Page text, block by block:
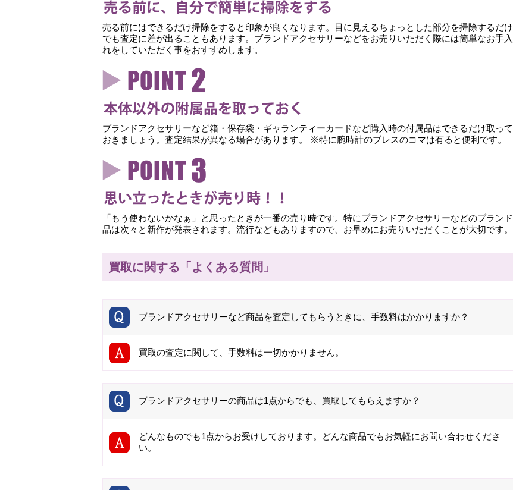
売る前にはできるだけ掃除をすると印象が良くなります。目に見えるちょっとした部分を掃除するだけ
でも査定に差が出ることもあります。ブランドアクセサリーなどをお売りいただく際には簡単なお手入
れをしていただく事をおすすめします。
ブランドアクセサリーなど箱・保存袋・ギャランティーカードなど購入時の付属品はできるだけ取って
おきましょう。査定結果が異なる場合があります。 ※特に腕時計のブレスのコマは有ると便利です。
「もう使わないかなぁ」と思ったときが一番の売り時です。特にブランドアクセサリーなどのブランド
品は次々と新作が発表されます。流行などもありますので、お早めにお売りいただくことが大切です。
買取に関する「よくある質問」
ブランドアクセサリーなど商品を査定してもらうときに、手数料はかかりますか？
買取の査定に関して、手数料は一切かかりません。
ブランドアクセサリーの商品は1点からでも、買取してもらえますか？
どんなものでも1点からお受けしております。どんな商品でもお気軽にお問い合わせくださ
い。